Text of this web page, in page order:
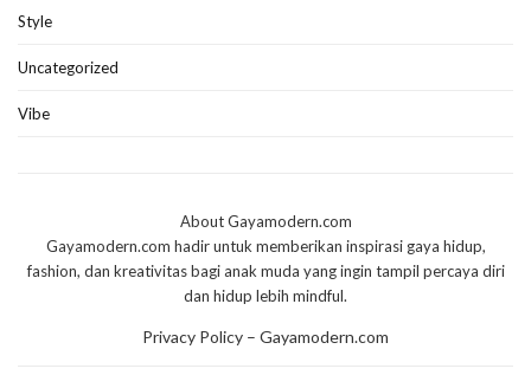
Style
Uncategorized
Vibe
About Gayamodern.com
Gayamodern.com hadir untuk memberikan inspirasi gaya hidup,
fashion, dan kreativitas bagi anak muda yang ingin tampil percaya diri
dan hidup lebih mindful.
Privacy Policy – Gayamodern.com